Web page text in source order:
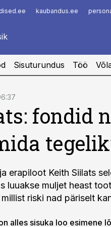
kaubandus.ee
Sisuturundus Töö
fondid
erapiloot Keith Siilats
luuakse muljet heast
riski nad päriselt
alles sisuka loo esimene